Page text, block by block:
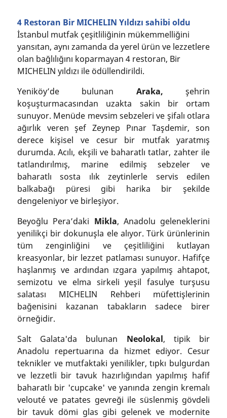
4 Restoran Bir MICHELIN Yıldızı sahibi oldu
İstanbul mutfak çeşitliliğinin mükemmelliğini
yansıtan, aynı zamanda da yerel ürün ve lezzetlere
olan bağlılığını koparmayan 4 restoran, Bir
MICHELIN yıldızı ile ödüllendirildi.
Yeniköy’de bulunan Araka,şehrin
koşuşturmacasından uzakta sakin bir ortam
sunuyor. Menüde mevsim sebzeleri ve şifalı otlara
ağırlık veren şef Zeynep Pınar Taşdemir, son
derece kişisel ve cesur bir mutfak yaratmış
durumda. Acılı, ekşili ve baharatlı tatlar, zahter ile
tatlandırılmış, marine edilmiş sebzeler ve
baharatlı sosta ılık zeytinlerle servis edilen
balkabağı püresi gibi harika bir şekilde
dengeleniyor ve birleşiyor.
Beyoğlu Pera’daki Mikla, Anadolu geleneklerini
yenilikçi bir dokunuşla ele alıyor. Türk ürünlerinin
tüm zenginliğini ve çeşitliliğini kutlayan
kreasyonlar, bir lezzet patlaması sunuyor. Hafifçe
haşlanmış ve ardından ızgara yapılmış ahtapot,
semizotu ve elma sirkeli yeşil fasulye turşusu
salatası MICHELIN Rehberi müfettişlerinin
bağenisini kazanan tabakların sadece birer
örneğidir.
Salt Galata'da bulunan Neolokal, tipik bir
Anadolu repertuarına da hizmet ediyor. Cesur
teknikler ve mutfaktaki yenilikler, tıpkı bulgurdan
ve lezzetli bir tavuk hazırlığından yapılmış hafif
baharatlı bir 'cupcake' ve yanında zengin kremalı
velouté ve patates gevreği ile süslenmiş gövdeli
bir tavuk dömi glas gibi gelenek ve modernite